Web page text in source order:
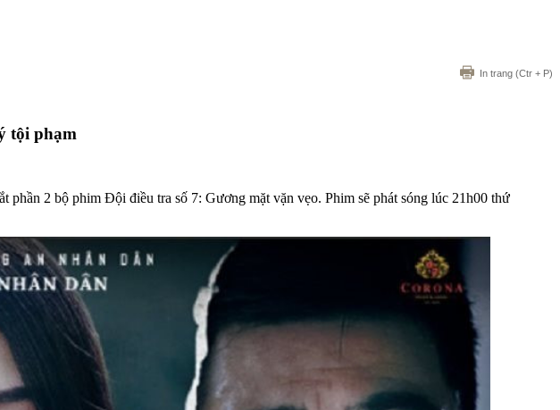
In trang (Ctr + P)
tội phạm
2 bộ phim Đội điều tra số 7: Gương mặt vặn vẹo. Phim sẽ phát sóng lúc 21h00 thứ